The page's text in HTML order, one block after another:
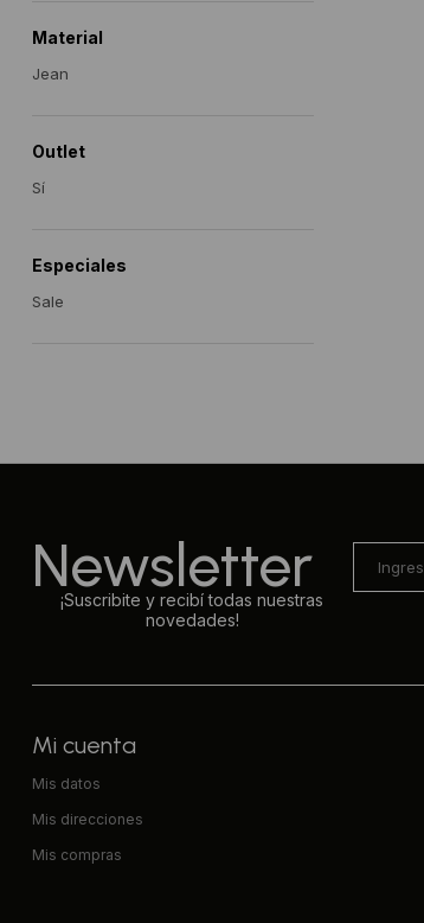
Material
Jean
Outlet
Sí
Especiales
Sale
Newsletter
¡Suscribite y recibí todas nuestras
novedades!
Mi cuenta
Mis datos
Mis direcciones
Mis compras